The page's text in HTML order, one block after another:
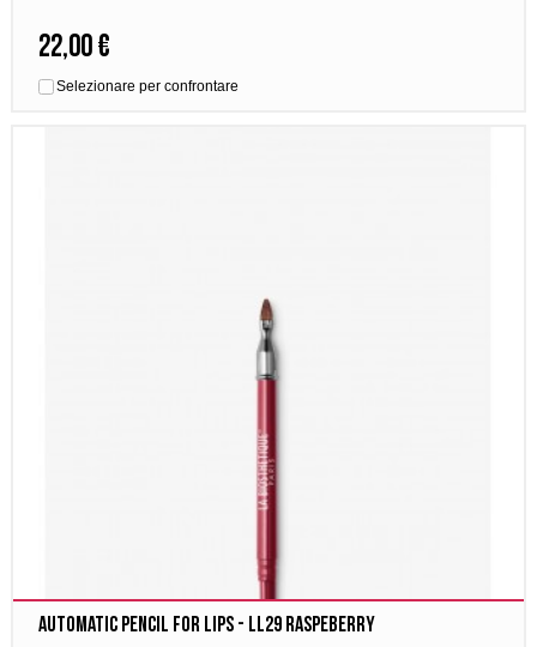
22,00 €
Selezionare per confrontare
Automatic Pencil for Lips - LL29 RASPEBERRY